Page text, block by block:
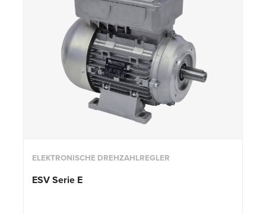
ELEKTRONISCHE DREHZAHLREGLER
ESV Serie E